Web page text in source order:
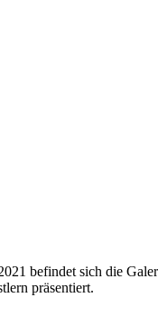
befindet sich die
präsentiert.